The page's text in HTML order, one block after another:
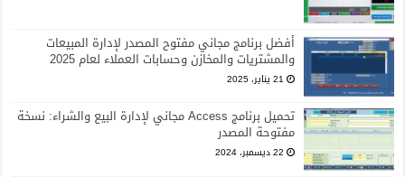
أفضل برنامج مجاني مفتوح المصدر لإدارة المبيعات
والمشتريات والمخازن وحسابات العملاء لعام 2025
21 يناير، 2025
تحميل برنامج Access مجاني لإدارة البيع والشراء: نسخة
مفتوحة المصدر
22 ديسمبر، 2024